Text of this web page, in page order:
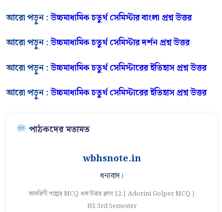
আরো পড়ুন :উচ্চমাধ্যমিক চতুর্থ সেমিস্টার বাংলা প্রশ্ন উত্তর
আরো পড়ুন :উচ্চমাধ্যমিক চতুর্থ সেমিস্টার দর্শন প্রশ্ন উত্তর
আরো পড়ুন :উচ্চমাধ্যমিক চতুর্থ সেমিস্টারের ইতিহাস প্রশ্ন উত্তর
আরো পড়ুন :উচ্চমাধ্যমিক চতুর্থ সেমিস্টারের ইতিহাস প্রশ্ন উত্তর
পাঠকদের মতামত
wbhsnote.in
ধন্যবাদ।
আদরিণী গল্পের MCQ প্রশ্ন উত্তর ক্লাস 12 | Adorini Golper MCQ |
HS 3rd Semester